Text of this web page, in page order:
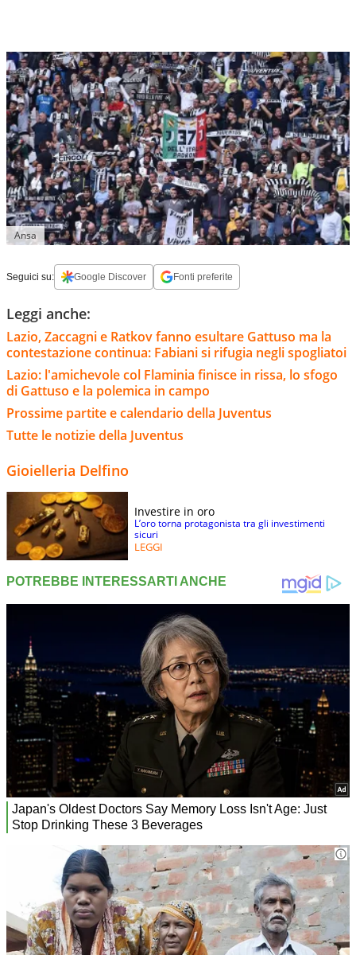
Ansa
Seguici su: Google Discover Fonti preferite
Leggi anche:
Lazio, Zaccagni e Ratkov fanno esultare Gattuso ma la
contestazione continua: Fabiani si rifugia negli spogliatoi
Lazio: l'amichevole col Flaminia finisce in rissa, lo sfogo
di Gattuso e la polemica in campo
Prossime partite e calendario della Juventus
Tutte le notizie della Juventus
Gioielleria Delfino
Investire in oro
L’oro torna protagonista tra gli investimenti
sicuri
LEGGI